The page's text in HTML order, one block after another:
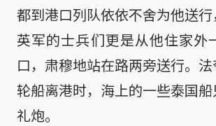
都到港口列队依依不舍为他送行
英军的士兵们更是从他住家外
口，肃穆地站在路两旁送行。
轮船离港时，海上的一些泰国
礼炮。